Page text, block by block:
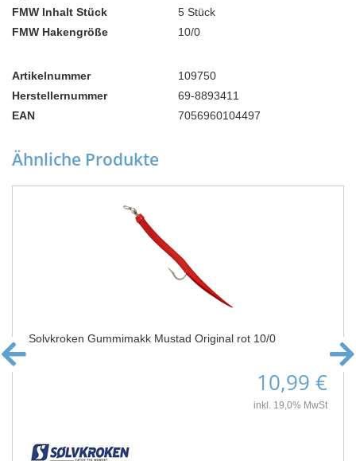
FMW Inhalt Stück
5 Stück
FMW Hakengröße
10/0
Artikelnummer
109750
Herstellernummer
69-8893411
EAN
7056960104497
Ähnliche Produkte
Solvkroken Gummimakk Mustad Original rot 10/0
10,99 €
inkl. 19,0% MwSt